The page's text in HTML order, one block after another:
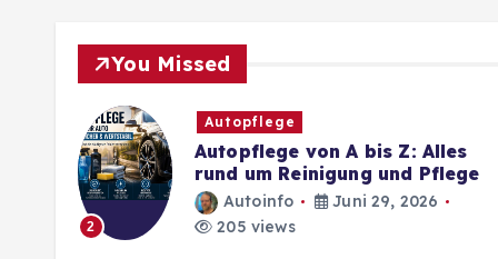
You Missed
2
Autopflege
Autopflege von A bis Z: Alles
rund um Reinigung und Pflege
Autoinfo
Juni 29, 2026
205 views